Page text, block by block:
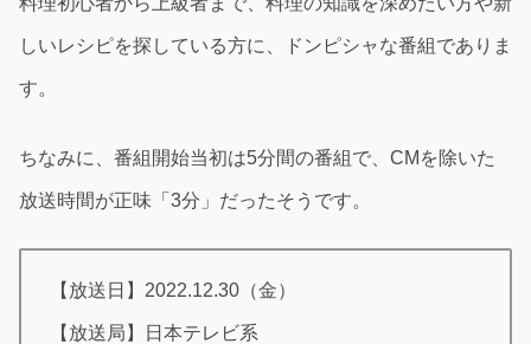
しいレシピを探している方に、ドンピシャな番組でありま
す。
ちなみに、番組開始当初は5分間の番組で、CMを除いた
放送時間が正味「3分」だったそうです。
【放送日】2022.12.30（金）
【放送局】日本テレビ系